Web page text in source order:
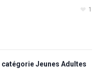
1
Jeunes Adultes